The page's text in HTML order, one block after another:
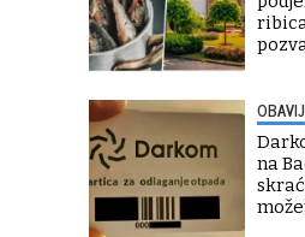
na